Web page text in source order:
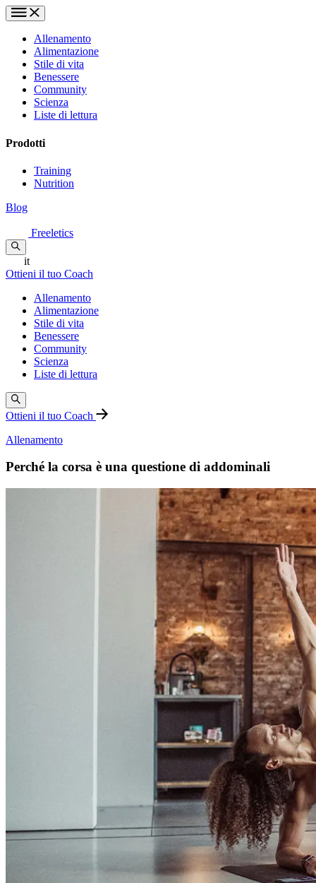
Allenamento
Alimentazione
Stile di vita
Benessere
Community
Scienza
Liste di lettura
Prodotti
Training
Nutrition
Blog
Freeletics
it
Ottieni il tuo Coach
Allenamento
Alimentazione
Stile di vita
Benessere
Community
Scienza
Liste di lettura
Ottieni il tuo Coach
Allenamento
Perché la corsa è una questione di addominali